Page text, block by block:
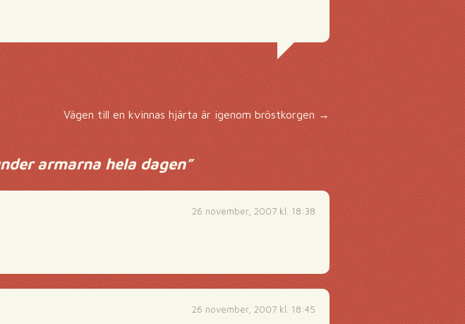
Vägen till en kvinnas hjärta är igenom bröstkorgen →
armarna hela dagen”
26 november, 2007 kl. 18:38
26 november, 2007 kl. 18:45